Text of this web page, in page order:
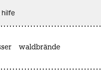
hilfe
waldbrände